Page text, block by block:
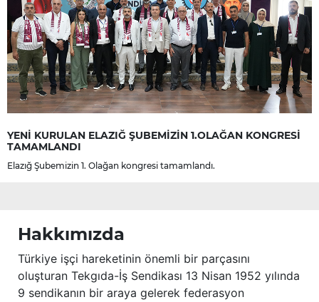
YENİ KURULAN ELAZIĞ ŞUBEMİZİN 1.OLAĞAN KONGRESİ
TAMAMLANDI
Elazığ Şubemizin 1. Olağan kongresi tamamlandı.
Hakkımızda
Türkiye işçi hareketinin önemli bir parçasını
oluşturan Tekgıda-İş Sendikası 13 Nisan 1952 yılında
9 sendikanın bir araya gelerek federasyon